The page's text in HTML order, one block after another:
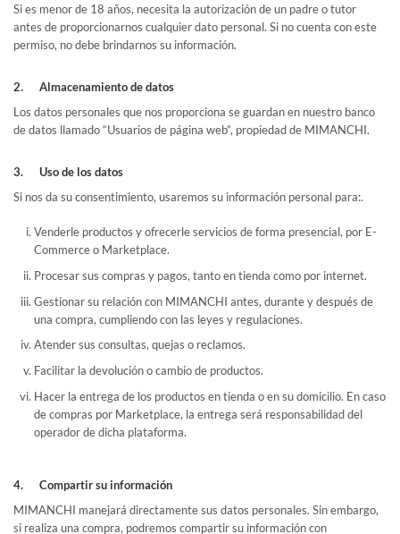
Si es menor de 18 años, necesita la autorización de un padre o tutor
antes de proporcionarnos cualquier dato personal. Si no cuenta con este
permiso, no debe brindarnos su información.
2. Almacenamiento de datos
Los datos personales que nos proporciona se guardan en nuestro banco
de datos llamado “Usuarios de página web”, propiedad de MIMANCHI.
3. Uso de los datos
Si nos da su consentimiento, usaremos su información personal para:.
Venderle productos y ofrecerle servicios de forma presencial, por E-
Commerce o Marketplace.
Procesar sus compras y pagos, tanto en tienda como por internet.
Gestionar su relación con MIMANCHI antes, durante y después de
una compra, cumpliendo con las leyes y regulaciones.
Atender sus consultas, quejas o reclamos.
Facilitar la devolución o cambio de productos.
Hacer la entrega de los productos en tienda o en su domicilio. En caso
de compras por Marketplace, la entrega será responsabilidad del
operador de dicha plataforma.
4. Compartir su información
MIMANCHI manejará directamente sus datos personales. Sin embargo,
si realiza una compra, podremos compartir su información con